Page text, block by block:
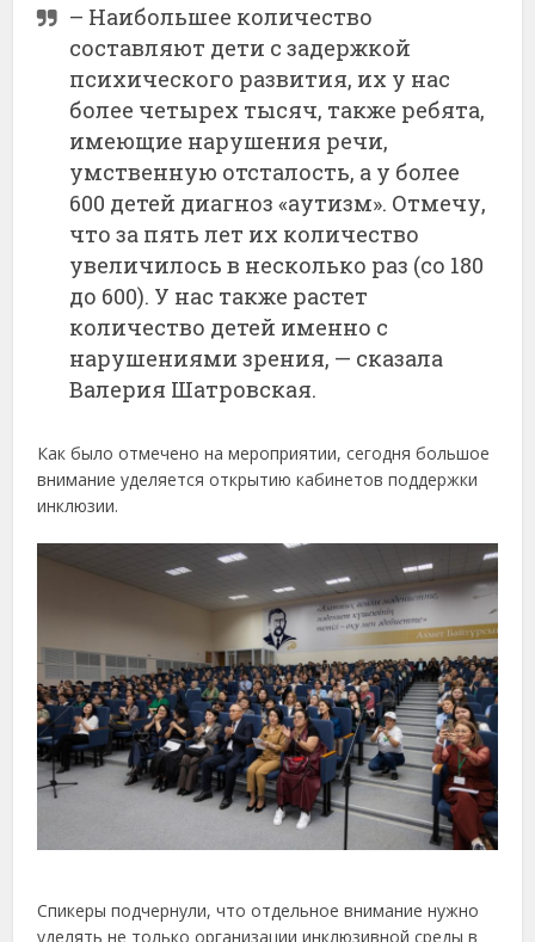
– Наибольшее количество
составляют дети с задержкой
психического развития, их у нас
более четырех тысяч, также ребята,
имеющие нарушения речи,
умственную отсталость, а у более
600 детей диагноз «аутизм». Отмечу,
что за пять лет их количество
увеличилось в несколько раз (со 180
до 600). У нас также растет
количество детей именно с
нарушениями зрения, — сказала
Валерия Шатровская.
Как было отмечено на мероприятии, сегодня большое
внимание уделяется открытию кабинетов поддержки
инклюзии.
Спикеры подчернули, что отдельное внимание нужно
уделять не только организации инклюзивной среды в